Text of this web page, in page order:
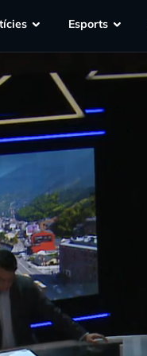
Esports